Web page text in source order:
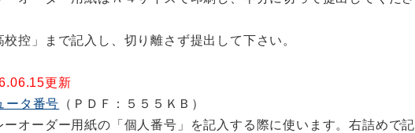
新
（金）～２１日（日）横浜国際プールにて開催される県高校総体に関
書類関係を公開します。
控」まで記入し、切り離さず提出して下さい。
更新
ータ番号 （ＰＤＦ：５５５ＫＢ）
オーダー用紙の「個人番号」を記入する際に使います。右詰めで記